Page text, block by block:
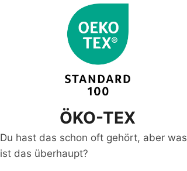
ÖKO-TEX
Du hast das schon oft gehört, aber was
ist das überhaupt?